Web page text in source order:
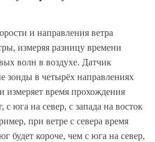
и направления ветра
измеряя разницу времени
волн в воздухе. Датчик
зонды в четырёх направлениях
измеряет время прохождения
с юга на север, с запада на восток
при ветре с севера время
будет короче, чем с юга на север,